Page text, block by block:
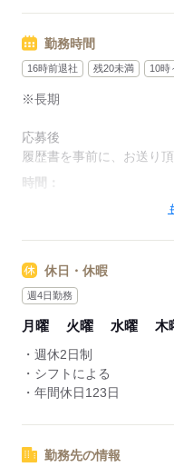
■賞与あり （7月・12月・
賞与：昨年の実績計2ヶ月
＋期末賞与
★年末年始特別手当あり！
【交通費備考】
※上限10,000円/月
勤務時間
16時前退社 残20未満 10時
※長期
応募後
履歴書を事前に、お送り
時間：
08：30～17：00
（1）早出
（2）遅出
（3）日勤 ※引継ぎ期間1
残業：月2時間
※業務多忙時、月90時間
休日・休暇
週4日勤務
月曜 火曜 水曜 木
・週休2日制
・シフトによる
・年間休日123日
勤務先の情報